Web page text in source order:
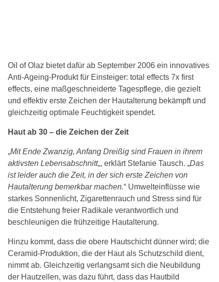
Oil of Olaz bietet dafür ab September 2006 ein innovatives
Anti-Ageing-Produkt für Einsteiger: total effects 7x first
effects, eine maßgeschneiderte Tagespflege, die gezielt
und effektiv erste Zeichen der Hautalterung bekämpft und
gleichzeitig optimale Feuchtigkeit spendet.
Haut ab 30 – die Zeichen der Zeit
„Mit Ende Zwanzig, Anfang Dreißig sind Frauen in ihrem
aktivsten Lebensabschnitt„, erklärt Stefanie Tausch. „Das
ist leider auch die Zeit, in der sich erste Zeichen von
Hautalterung bemerkbar machen.“ Umwelteinflüsse wie
starkes Sonnenlicht, Zigarettenrauch und Stress sind für
die Entstehung freier Radikale verantwortlich und
beschleunigen die frühzeitige Hautalterung.
Hinzu kommt, dass die obere Hautschicht dünner wird; die
Ceramid-Produktion, die der Haut als Schutzschild dient,
nimmt ab. Gleichzeitig verlangsamt sich die Neubildung
der Hautzellen, was dazu führt, dass das Hautbild